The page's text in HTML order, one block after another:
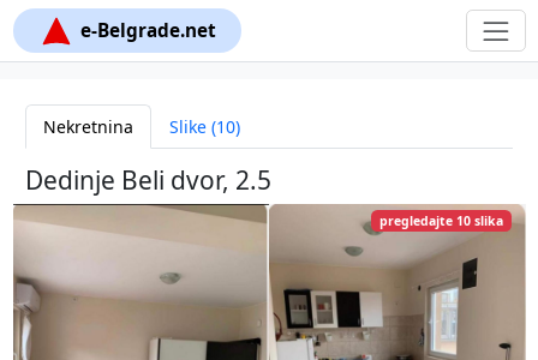
e-Belgrade.net
Nekretnina Slike (10)
Dedinje Beli dvor, 2.5
pregledajte 10 slika